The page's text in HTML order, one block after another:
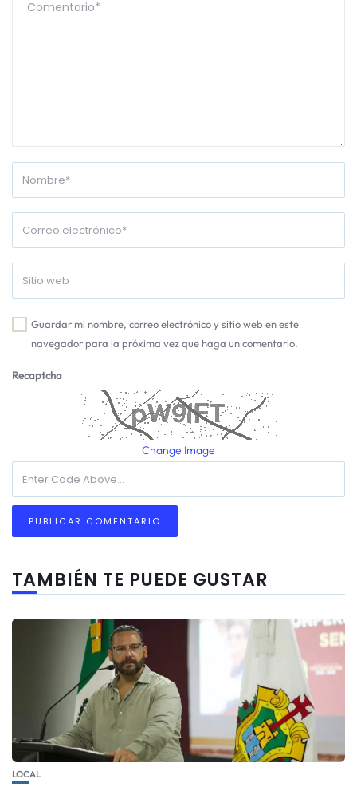
Guardar mi nombre, correo electrónico y sitio web en este
navegador para la próxima vez que haga un comentario.
Recaptcha
Change Image
TAMBIÉN TE PUEDE GUSTAR
LOCAL